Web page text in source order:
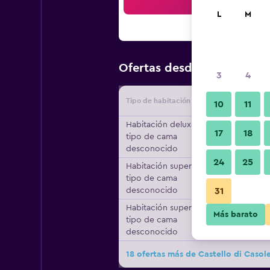
Ofertas desde
Tipo de habitación
Habitación deluxe,
tipo de cama
desconocido
Habitación superior,
tipo de cama
desconocido
Habitación superior,
tipo de cama
desconocido
18 ofertas más de Castello di
L M
3 4
10 11
17 18
24 25
31
Más barato